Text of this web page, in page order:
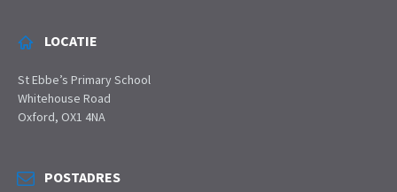
LOCATIE
St Ebbe’s Primary School
Whitehouse Road
Oxford, OX1 4NA
POSTADRES